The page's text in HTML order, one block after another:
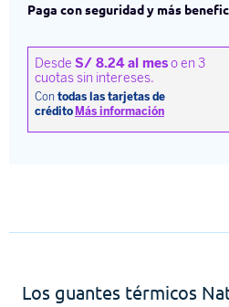
Paga con seguridad y más
Los guantes térmicos